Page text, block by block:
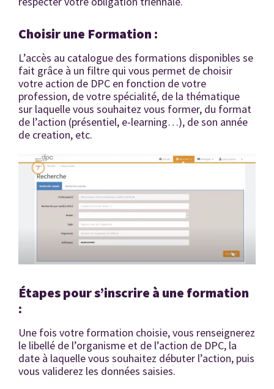
Choisir une Formation :
L’accès au catalogue des formations disponibles se
fait grâce à un filtre qui vous permet de choisir
votre action de DPC en fonction de votre
profession, de votre spécialité, de la thématique
sur laquelle vous souhaitez vous former, du format
de l’action (présentiel, e-learning…), de son année
de creation, etc.
Étapes pour s’inscrire à une formation
:
Une fois votre formation choisie, vous renseignerez
le libellé de l’organisme et de l’action de DPC, la
date à laquelle vous souhaitez débuter l’action, puis
vous validerez les données saisies.